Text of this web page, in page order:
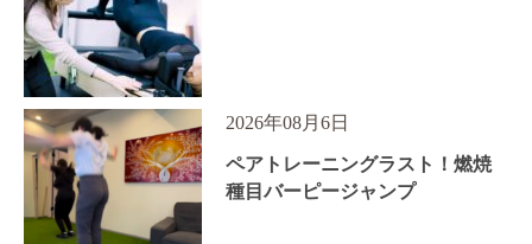
2026年08月6日
ペアトレーニングラスト！燃焼
種目バーピージャンプ